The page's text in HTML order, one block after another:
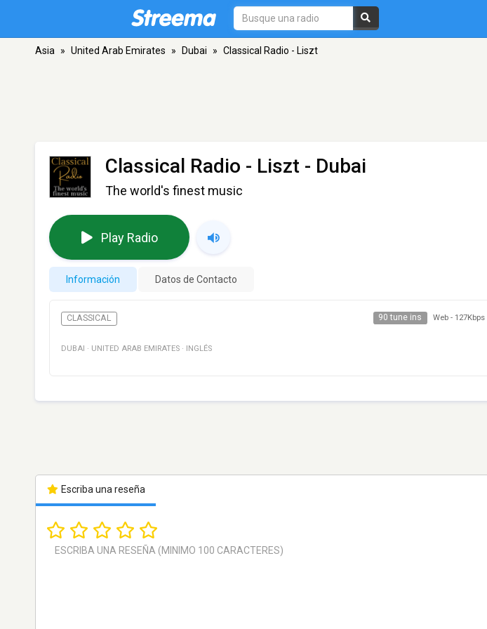
Asia » United Arab Emirates » Dubai » Classical Radio - Liszt
Classical Radio - Liszt - Dubai
The world's finest music
Play Radio
Información Datos de Contacto
CLASSICAL 90 tune ins Web - 127Kbps
DUBAI · UNITED ARAB EMIRATES · INGLÉS
Escriba una reseña